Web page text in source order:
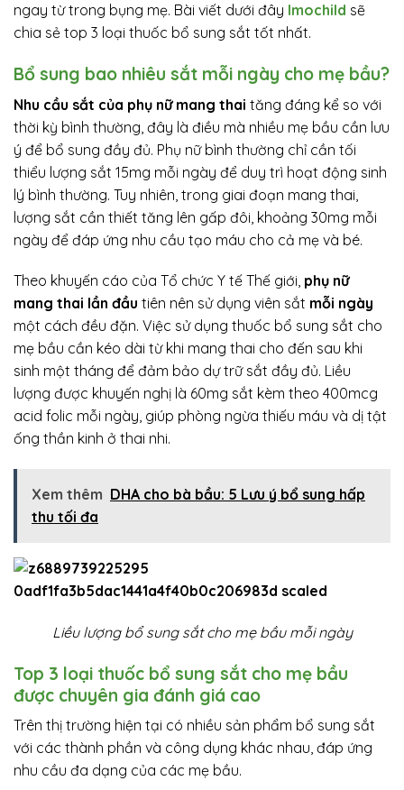
ngay từ trong bụng mẹ. Bài viết dưới đây Imochild sẽ
chia sẻ top 3 loại thuốc bổ sung sắt tốt nhất.
Bổ sung bao nhiêu sắt mỗi ngày cho mẹ bầu?
Nhu cầu sắt của phụ nữ mang thai tăng đáng kể so với
thời kỳ bình thường, đây là điều mà nhiều mẹ bầu cần lưu
ý để bổ sung đầy đủ. Phụ nữ bình thường chỉ cần tối
thiểu lượng sắt 15mg mỗi ngày để duy trì hoạt động sinh
lý bình thường. Tuy nhiên, trong giai đoạn mang thai,
lượng sắt cần thiết tăng lên gấp đôi, khoảng 30mg mỗi
ngày để đáp ứng nhu cầu tạo máu cho cả mẹ và bé.
Theo khuyến cáo của Tổ chức Y tế Thế giới, phụ nữ
mang thai lần đầu tiên nên sử dụng viên sắt mỗi ngày
một cách đều đặn. Việc sử dụng thuốc bổ sung sắt cho
mẹ bầu cần kéo dài từ khi mang thai cho đến sau khi
sinh một tháng để đảm bảo dự trữ sắt đầy đủ. Liều
lượng được khuyến nghị là 60mg sắt kèm theo 400mcg
acid folic mỗi ngày, giúp phòng ngừa thiếu máu và dị tật
ống thần kinh ở thai nhi.
Xem thêm DHA cho bà bầu​: 5 Lưu ý bổ sung hấp
thu tối đa
Liều lượng bổ sung sắt cho mẹ bầu mỗi ngày
Top 3 loại thuốc bổ sung sắt cho mẹ bầu
được chuyên gia đánh giá cao
Trên thị trường hiện tại có nhiều sản phẩm bổ sung sắt
với các thành phần và công dụng khác nhau, đáp ứng
nhu cầu đa dạng của các mẹ bầu.